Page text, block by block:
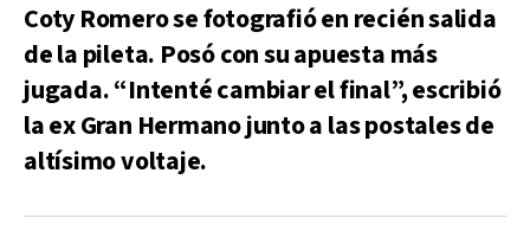
Coty Romero se fotografió en recién salida
de la pileta. Posó con su apuesta más
jugada. “Intenté cambiar el final”, escribió
la ex Gran Hermano junto a las postales de
altísimo voltaje.